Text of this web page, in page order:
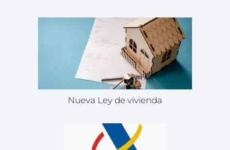
Nueva Ley de vivienda